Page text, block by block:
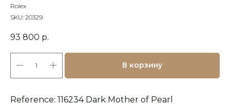
Rolex
SKU: 20329
93 800 р.
В корзину
Reference: 116234 Dark Mother of Pearl